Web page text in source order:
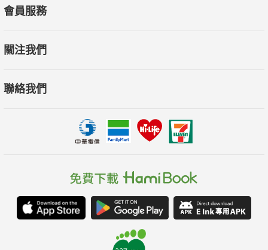
台北泰安醫院院長、台灣家庭醫學醫學會第8屆理事長、台
中華民國藥師公會全國聯合會理事長 黃金舜
會員服務
關注我們
聯絡我們